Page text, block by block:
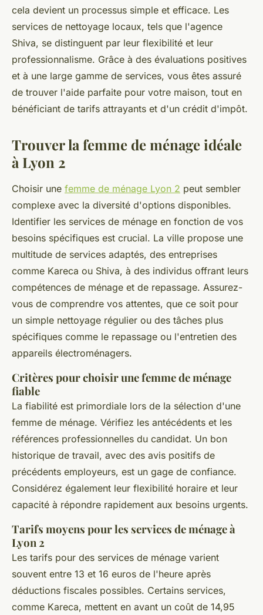
cela devient un processus simple et efficace. Les
services de nettoyage locaux, tels que l'agence
Shiva, se distinguent par leur flexibilité et leur
professionnalisme. Grâce à des évaluations positives
et à une large gamme de services, vous êtes assuré
de trouver l'aide parfaite pour votre maison, tout en
bénéficiant de tarifs attrayants et d'un crédit d'impôt.
Trouver la femme de ménage idéale
à Lyon 2
Choisir une femme de ménage Lyon 2 peut sembler
complexe avec la diversité d'options disponibles.
Identifier les services de ménage en fonction de vos
besoins spécifiques est crucial. La ville propose une
multitude de services adaptés, des entreprises
comme Kareca ou Shiva, à des individus offrant leurs
compétences de ménage et de repassage. Assurez-
vous de comprendre vos attentes, que ce soit pour
un simple nettoyage régulier ou des tâches plus
spécifiques comme le repassage ou l'entretien des
appareils électroménagers.
Critères pour choisir une femme de ménage
fiable
La fiabilité est primordiale lors de la sélection d'une
femme de ménage. Vérifiez les antécédents et les
références professionnelles du candidat. Un bon
historique de travail, avec des avis positifs de
précédents employeurs, est un gage de confiance.
Considérez également leur flexibilité horaire et leur
capacité à répondre rapidement aux besoins urgents.
Tarifs moyens pour les services de ménage à
Lyon 2
Les tarifs pour des services de ménage varient
souvent entre 13 et 16 euros de l'heure après
déductions fiscales possibles. Certains services,
comme Kareca, mettent en avant un coût de 14,95